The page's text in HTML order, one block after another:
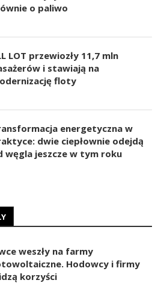
o paliwo
LOT przewiozły 11,7 mln
i stawiają na
floty
energetyczna w
dwie ciepłownie odejdą
węgla jeszcze w tym roku
weszły na farmy
Hodowcy i firmy
korzyści